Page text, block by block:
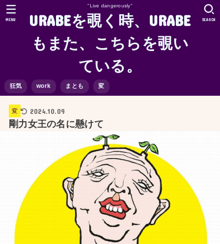
"Live dangerously"
URABEを覗く時、URABE
もまた、こちらを覗い
ている。
狂気 work まとも 変
SEARCH
MENU
変 2024.10.09
剛力女王の名に懸けて